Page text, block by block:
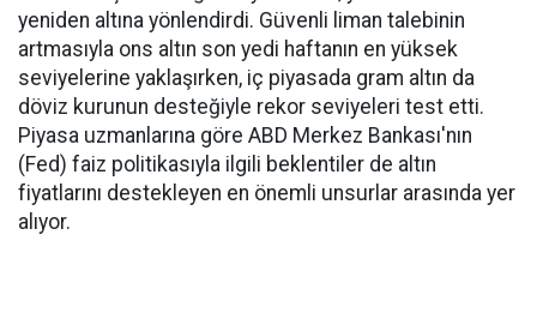
yeniden altına yönlendirdi. Güvenli liman talebinin
artmasıyla ons altın son yedi haftanın en yüksek
seviyelerine yaklaşırken, iç piyasada gram altın da
döviz kurunun desteğiyle rekor seviyeleri test etti.
Piyasa uzmanlarına göre ABD Merkez Bankası'nın
(Fed) faiz politikasıyla ilgili beklentiler de altın
fiyatlarını destekleyen en önemli unsurlar arasında yer
alıyor.